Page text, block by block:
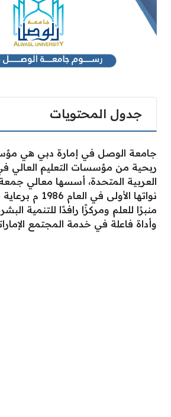
جدول المحتويات
جامعة الوصل في إمارة دبي هي
ربحية من مؤسسات التعليم العالي في
العربية المتحدة، أسسها معالي
نواتها الأولى
منبرًا للعلم ومركزًا رافدًا للتنمية
وأداة فاعلة في خدمة المجتمع